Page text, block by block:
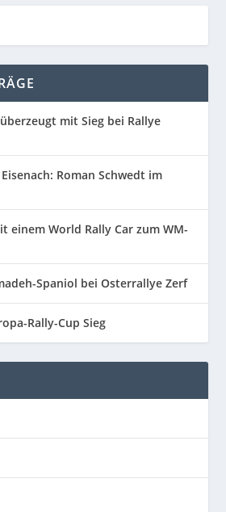
mit Sieg bei Rallye
Roman Schwedt im
einem World Rally Car zum WM-
Spaniol bei Osterrallye Zerf
Rally-Cup Sieg